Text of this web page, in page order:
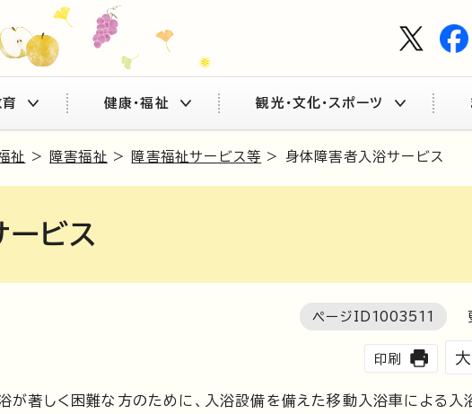
育 健康・福祉 観光・文化・スポーツ
祉 > 障害福祉 > 障害福祉サービス等 > 身体障害者入浴サービス
ビス
ページID 1003511
印刷
が著しく困難な方のために、入浴設備を備えた移動入浴車による入